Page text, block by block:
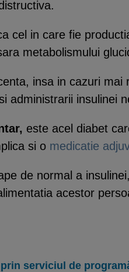
cel in care fie
metabolismului
insa in cazuri mai
administrarii insulinei
este acel diabet
si o medicatie
de normal a
acestor
serviciul de